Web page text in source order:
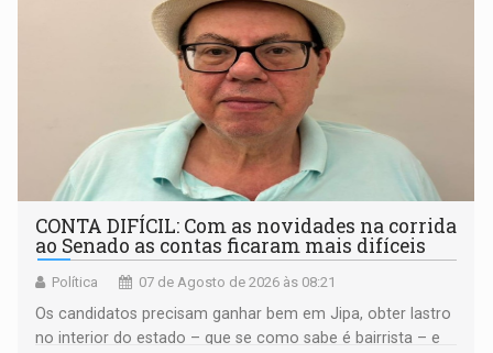
CONTA DIFÍCIL: Com as novidades na corrida
ao Senado as contas ficaram mais difíceis
Política 07 de Agosto de 2026 às 08:21
Os candidatos precisam ganhar bem em Jipa, obter lastro
no interior do estado – que se como sabe é bairrista – e